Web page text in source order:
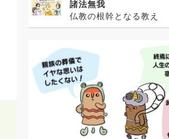
諸法無我
仏教の根幹となる教え